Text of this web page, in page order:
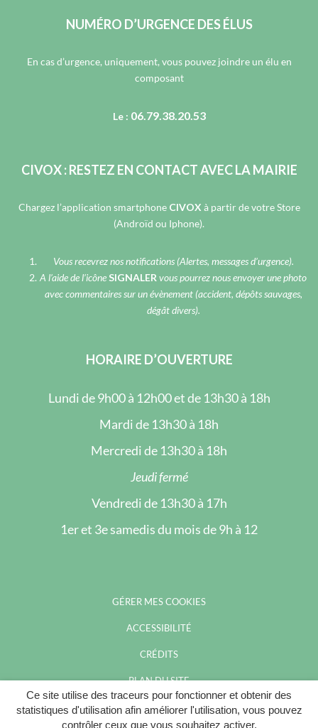
Ce site utilise des traceurs pour fonctionner et obtenir des
statistiques d'utilisation afin améliorer l'utilisation, vous pouvez
contrôler ceux que vous souhaitez activer.
NUMÉRO D’URGENCE DES ÉLUS
En cas d’urgence, uniquement, vous pouvez joindre un élu en
composant
Le : 06.79.38.20.53
CIVOX : RESTEZ EN CONTACT AVEC LA MAIRIE
Chargez l’application smartphone CIVOX à partir de votre Store
(Androïd ou Iphone).
Vous recevrez nos notifications (Alertes, messages d’urgence).
A l’aide de l’icône SIGNALER vous pourrez nous envoyer une photo
avec commentaires sur un évènement (accident, dépôts sauvages,
dégât divers).
HORAIRE D’OUVERTURE
Lundi de 9h00 à 12h00 et de 13h30 à 18h
Mardi de 13h30 à 18h
Mercredi de 13h30 à 18h
Jeudi fermé
Vendredi de 13h30 à 17h
1er et 3e samedis du mois de 9h à 12
GÉRER MES COOKIES
ACCESSIBILITÉ
CRÉDITS
PLAN DU SITE
MENTIONS LÉGALES